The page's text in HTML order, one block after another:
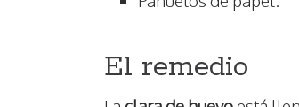
El remedio